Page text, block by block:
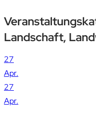
Landschaft,
27
Apr.
27
Apr.